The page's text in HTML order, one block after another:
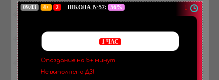
1
09.03 4+ 2 ШКОЛА-№57: 56%
1 ЧАС
Опоздание на 5+ минут
Не выполнено ДЗ!